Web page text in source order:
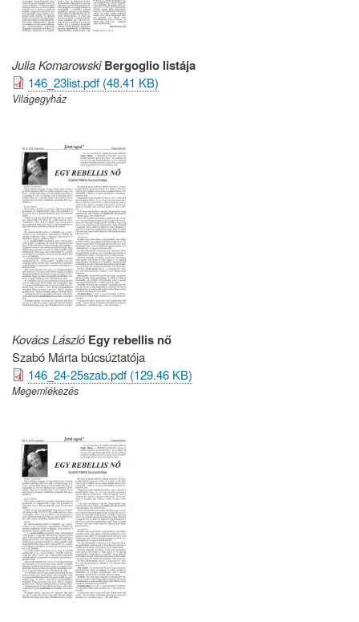
Julia Komarowski Bergoglio listája
146_23list.pdf (48.41 KB)
Világegyház
Kovács László Egy rebellis nő
Szabó Márta búcsúztatója
146_24-25szab.pdf (129.46 KB)
Megemlékezés